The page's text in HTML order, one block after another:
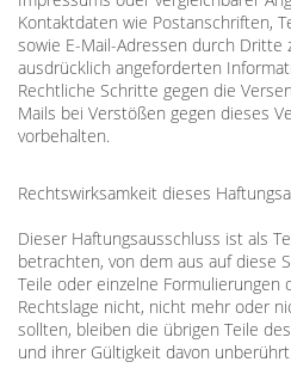
Kontaktdaten wie Postanschriften,
sowie E-Mail-Adressen durch Dritte
ausdrücklich angeforderten
Rechtliche Schritte gegen die
Mails bei Verstößen gegen dieses
vorbehalten.
Rechtswirksamkeit dieses
Dieser Haftungsausschluss ist als
betrachten, von dem aus auf diese
Teile oder einzelne Formulierungen
Rechtslage nicht, nicht mehr oder
sollten, bleiben die übrigen Teile
und ihrer Gültigkeit davon